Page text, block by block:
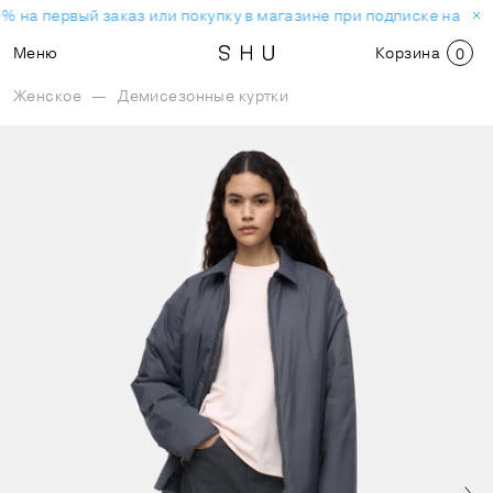
на первый заказ или покупку в магазине при подписке на
Меню
Корзина 0
Женское — Демисезонные куртки